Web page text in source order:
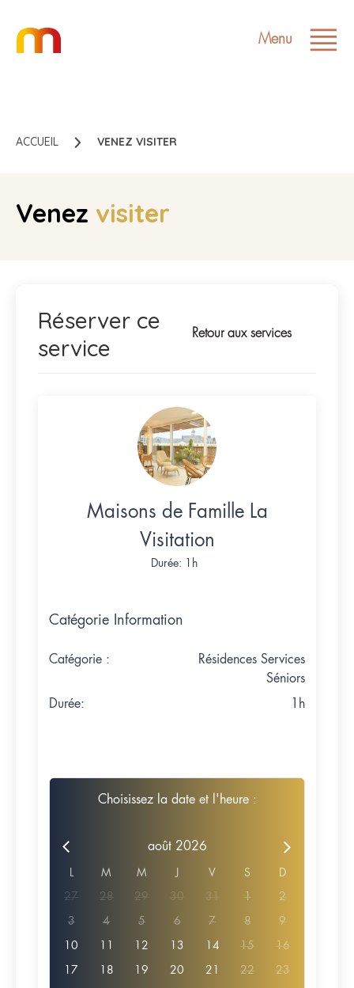
Menu
ACCUEIL VENEZ VISITER
Venez visiter
Réserver ce
service
Retour aux services
Maisons de Famille La
Visitation
Durée: 1h
Catégorie Information
Catégorie :
Résidences Services
Séniors
Durée:
1h
Choisissez la date et l'heure :
août 2026
M M V S D
27 28 29 30 31 1 2
3 4 5 6 7 8 9
10 12 13 14 15 16
17 18 19 20 21 22 23